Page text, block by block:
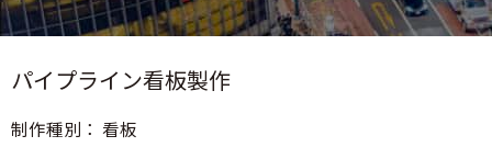
パイプライン看板製作
制作種別： 看板